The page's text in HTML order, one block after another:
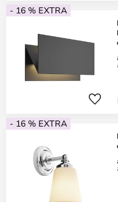
- 16 % EXTRA
- 16 % EXTRA